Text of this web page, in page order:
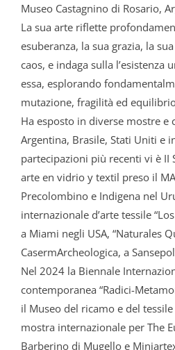
Museo Castagnino di Rosario,
La sua arte riflette
esuberanza, la sua grazia, la
caos, e indaga sulla l’esistenza
essa, esplorando
mutazione, fragilità ed
Ha esposto in diverse mostre e
Argentina, Brasile, Stati Uniti e
partecipazioni più recenti vi è II
arte en vidrio y textil preso il
Precolombino e Indigena nel
internazionale d’arte tessile
a Miami negli USA, “Naturales
CasermArcheologica, a
Nel 2024 la Biennale
contemporanea “Radici-
il Museo del ricamo e del
mostra internazionale per The
Barberino di Mugello e